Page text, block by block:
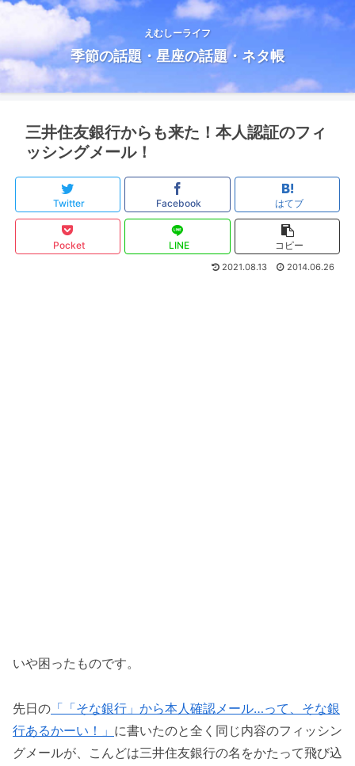
えむしーライフ
季節の話題・星座の話題・ネタ帳
三井住友銀行からも来た！本人認証のフィ
ッシングメール！
Twitter Facebook はてブ
Pocket LINE コピー
2021.08.13 2014.06.26
いや困ったものです。
先日の 「「そな銀行」から本人確認メール…って、そな銀
行あるかーい！」 に書いたのと全く同じ内容のフィッシン
グメールが、こんどは三井住友銀行の名をかたって飛び込